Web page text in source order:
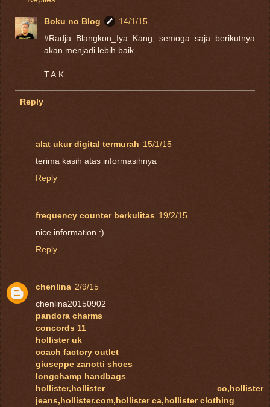
Boku no Blog
14/1/15
#Radja Blangkon_Iya Kang, semoga saja berikutnya
akan menjadi lebih baik..
T.A.K
Reply
alat ukur digital termurah 15/1/15
terima kasih atas informasihnya
Reply
frequency counter berkulitas 19/2/15
nice information :)
Reply
chenlina 2/9/15
chenlina20150902
pandora charms
concords 11
hollister uk
coach factory outlet
giuseppe zanotti shoes
longchamp handbags
hollister,hollister co,hollister
jeans,hollister.com,hollister ca,hollister clothing